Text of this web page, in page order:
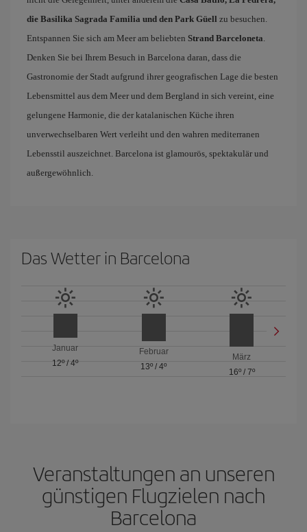
die Basilika Sagrada Familia und den Park Güell zu besuchen.
Entspannen Sie sich am Meer am beliebten Strand Barceloneta.
Denken Sie bei Ihrem Besuch in Barcelona daran, dass die
Gastronomie der Stadt aufgrund ihrer geografischen Lage die besten
Lebensmittel aus dem Meer und dem Bergland in sich vereint, eine
gelungene Harmonie, die der katalanischen Küche ihren
unverwechselbaren Wert verleiht und den wahren mediterranen
Lebensstil auszeichnet. Barcelona ist glamourös, spektakulär und
außergewöhnlich.
Das Wetter in Barcelona
Januar
12º/4º
Februar
13º / 4º
März
16º/ 7º
Veranstaltungen an unseren
günstigen Flugzielen nach
Barcelona